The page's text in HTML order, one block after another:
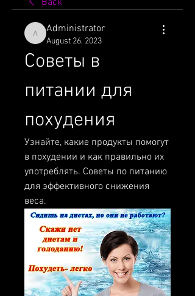
Back
Administrator
Administrator
August 26, 2023
Советы в
питании для
похудения
Узнайте, какие продукты помогут
в похудении и как правильно их
употреблять. Советы по питанию
для эффективного снижения
веса.